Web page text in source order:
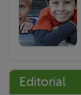
Editorial